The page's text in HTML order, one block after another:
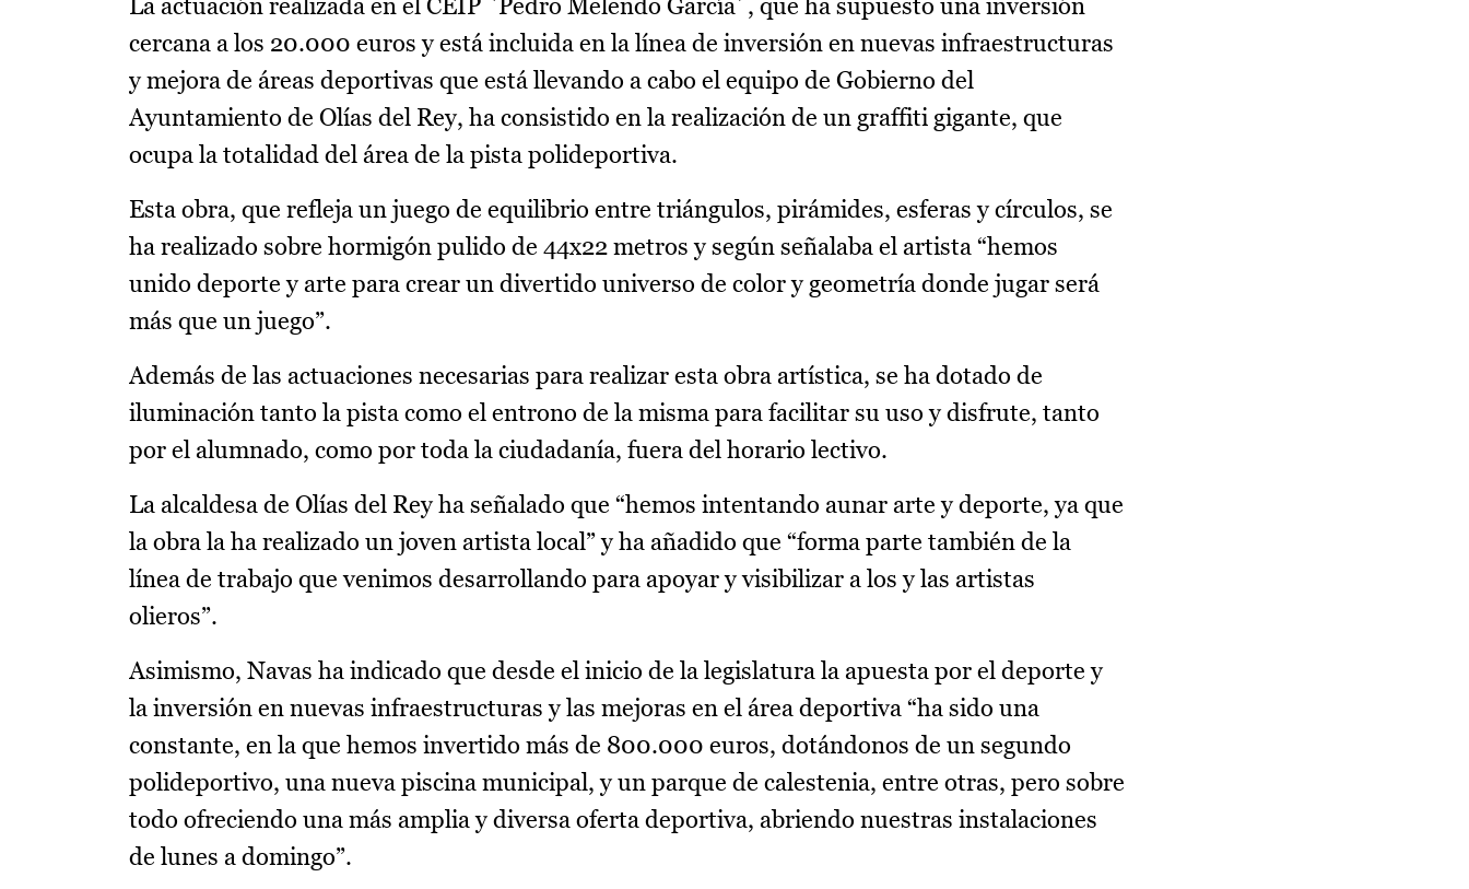
La actuación realizada en el CEIP `Pedro Melendo García´, que ha supuesto una inversión
cercana a los 20.000 euros y está incluida en la línea de inversión en nuevas infraestructuras
y mejora de áreas deportivas que está llevando a cabo el equipo de Gobierno del
Ayuntamiento de Olías del Rey, ha consistido en la realización de un graffiti gigante, que
ocupa la totalidad del área de la pista polideportiva.
Esta obra, que refleja un juego de equilibrio entre triángulos, pirámides, esferas y círculos, se
ha realizado sobre hormigón pulido de 44x22 metros y según señalaba el artista “hemos
unido deporte y arte para crear un divertido universo de color y geometría donde jugar será
más que un juego”.
Además de las actuaciones necesarias para realizar esta obra artística, se ha dotado de
iluminación tanto la pista como el entrono de la misma para facilitar su uso y disfrute, tanto
por el alumnado, como por toda la ciudadanía, fuera del horario lectivo.
La alcaldesa de Olías del Rey ha señalado que “hemos intentando aunar arte y deporte, ya que
la obra la ha realizado un joven artista local” y ha añadido que “forma parte también de la
línea de trabajo que venimos desarrollando para apoyar y visibilizar a los y las artistas
olieros”.
Asimismo, Navas ha indicado que desde el inicio de la legislatura la apuesta por el deporte y
la inversión en nuevas infraestructuras y las mejoras en el área deportiva “ha sido una
constante, en la que hemos invertido más de 800.000 euros, dotándonos de un segundo
polideportivo, una nueva piscina municipal, y un parque de calestenia, entre otras, pero sobre
todo ofreciendo una más amplia y diversa oferta deportiva, abriendo nuestras instalaciones
de lunes a domingo”.